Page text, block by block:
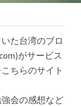
た台湾のブロ
がサービス
ちらのサイト
会の感想など